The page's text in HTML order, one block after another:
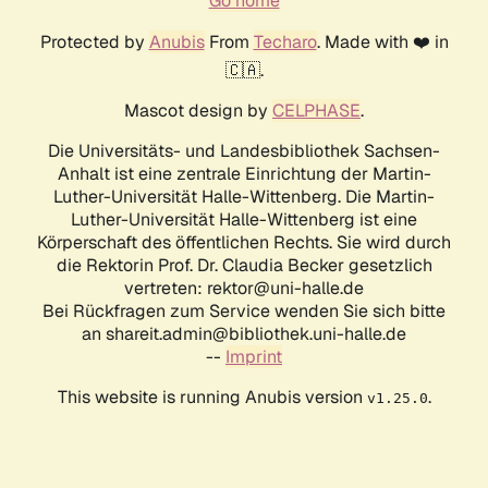
Protected by AnubisFrom Techaro. Made with ❤️ in
🇨🇦.
Mascot design by CELPHASE.
Die Universitäts- und Landesbibliothek Sachsen-
Anhalt ist eine zentrale Einrichtung der Martin-
Luther-Universität Halle-Wittenberg. Die Martin-
Luther-Universität Halle-Wittenberg ist eine
Körperschaft des öffentlichen Rechts. Sie wird durch
die Rektorin Prof. Dr. Claudia Becker gesetzlich
vertreten: rektor@uni-halle.de
Bei Rückfragen zum Service wenden Sie sich bitte
an shareit.admin@bibliothek.uni-halle.de
-- Imprint
This website is running Anubis version v1.25.0.